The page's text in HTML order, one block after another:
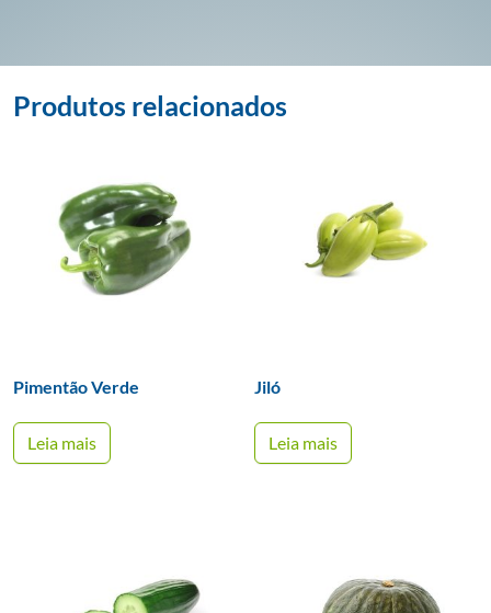
Produtos relacionados
Pimentão Verde
Leia mais
Jiló
Leia mais